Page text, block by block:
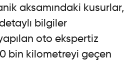
aksamındaki kusurlar,
bilgiler
oto ekspertiz
bin kilometreyi geçen